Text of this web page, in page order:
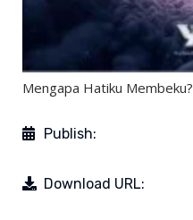
Mengapa Hatiku Membeku?
Publish:
Download URL: